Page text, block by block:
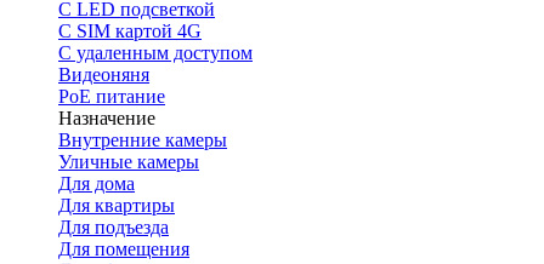
С LED подсветкой
C SIM картой 4G
C удаленным доступом
Видеоняня
PoE питание
Назначение
Внутренние камеры
Уличные камеры
Для дома
Для квартиры
Для подъезда
Для помещения